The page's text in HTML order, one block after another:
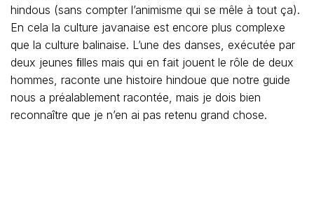
hindous (sans compter l’animisme qui se mêle à tout ça).
En cela la culture javanaise est encore plus complexe
que la culture balinaise. L’une des danses, exécutée par
deux jeunes ﬁlles mais qui en fait jouent le rôle de deux
hommes, raconte une histoire hindoue que notre guide
nous a préalablement racontée, mais je dois bien
reconnaître que je n’en ai pas retenu grand chose.